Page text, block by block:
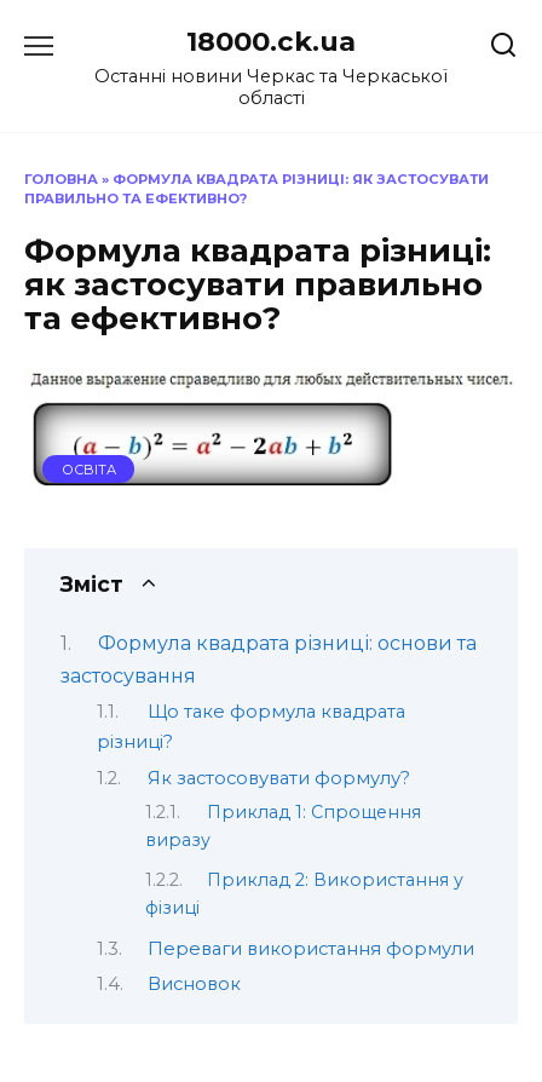
до
18000.ck.ua
Останні новини Черкас та Черкаської
області
ГОЛОВНА » ФОРМУЛА КВАДРАТА РІЗНИЦІ: ЯК ЗАСТОСУВАТИ
ПРАВИЛЬНО ТА ЕФЕКТИВНО?
Формула квадрата різниці:
як застосувати правильно
та ефективно?
ОСВІТА
Зміст
Формула квадрата різниці: основи та
застосування
Що таке формула квадрата
різниці?
Як застосовувати формулу?
Приклад 1: Спрощення
виразу
Приклад 2: Використання у
фізиці
Переваги використання формули
Висновок